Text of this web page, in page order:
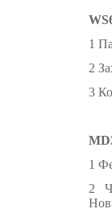
1
2
3
1
2